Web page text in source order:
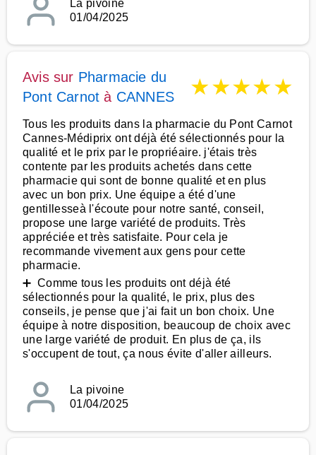
La pivoine
01/04/2025
Avis sur Pharmacie du
Pont Carnot à CANNES ★★★★★
Tous les produits dans la pharmacie du Pont Carnot
Cannes-Médiprix ont déjà été sélectionnés pour la
qualité et le prix par le propriéaire. j'étais très
contente par les produits achetés dans cette
pharmacie qui sont de bonne qualité et en plus
avec un bon prix. Une équipe a été d'une
gentillesseà l'écoute pour notre santé, conseil,
propose une large variété de produits. Très
appréciée et très satisfaite. Pour cela je
recommande vivement aux gens pour cette
pharmacie.
➕ Comme tous les produits ont déjà été
sélectionnés pour la qualité, le prix, plus des
conseils, je pense que j'ai fait un bon choix. Une
équipe à notre disposition, beaucoup de choix avec
une large variété de produit. En plus de ça, ils
s'occupent de tout, ça nous évite d'aller ailleurs.
La pivoine
01/04/2025